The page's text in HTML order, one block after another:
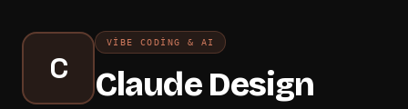
C
VIBE CODING & AI
Claude Design